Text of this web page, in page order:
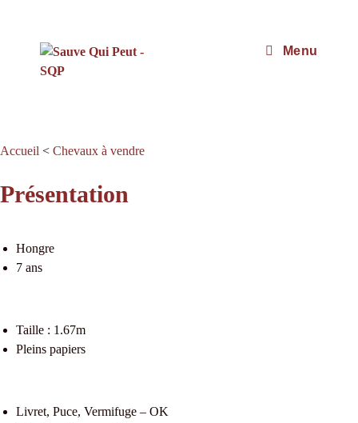
Menu
Accueil < Chevaux à vendre
Présentation
Hongre
7 ans
Taille : 1.67m
Pleins papiers
Livret, Puce, Vermifuge – OK